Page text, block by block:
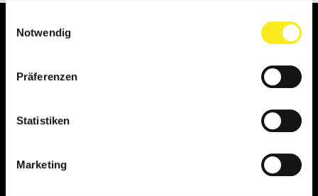
Notwendig
Präferenzen
Statistiken
Marketing
KONTAKT
TELEFONNUMMERN
INFOGESPRÄCH